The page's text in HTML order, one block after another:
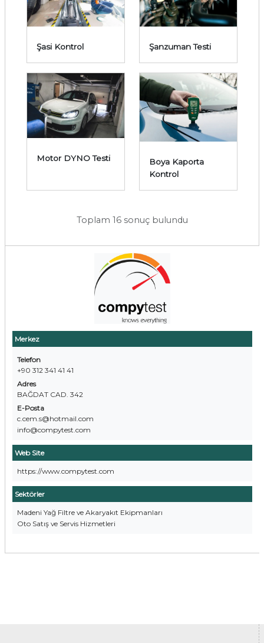
Merkez
Telefon
+90 312 341 41 41
Adres
BAĞDAT CAD. 342
E-Posta
c.cem.s@hotmail.com
info@compytest.com
Web Site
https://www.compytest.com
Sektörler
Madeni Yağ Filtre ve Akaryakıt Ekipmanları
Oto Satış ve Servis Hizmetleri
Şasi Kontrol Şanzuman Testi
Motor DYNO Testi
Boya Kaporta
Kontrol
Toplam 16 sonuç bulundu